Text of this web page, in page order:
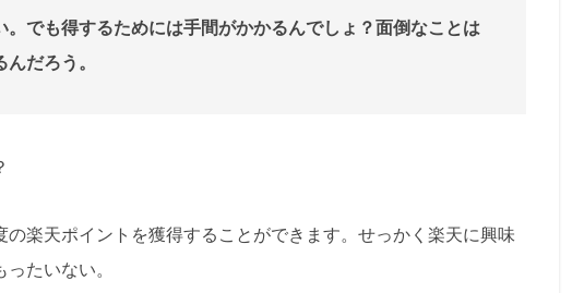
。でも得するためには手間がかかるんでしょ？面倒なことは
だろう。
楽天ポイントを獲得することができます。せっかく楽天に興味
たいない。